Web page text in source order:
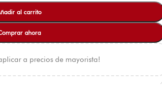
al carrito
ahora
a precios de mayorista!